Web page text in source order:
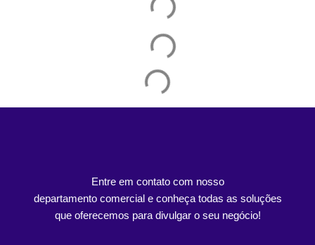
Entre em contato com nosso
departamento comercial e conheça todas as soluções
que oferecemos para divulgar o seu negócio!